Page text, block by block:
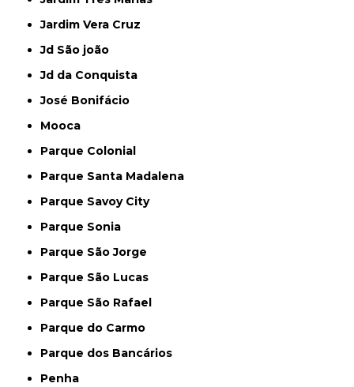
Jardim Vera Cruz
Jd São joão
Jd da Conquista
José Bonifácio
Mooca
Parque Colonial
Parque Santa Madalena
Parque Savoy City
Parque Sonia
Parque São Jorge
Parque São Lucas
Parque São Rafael
Parque do Carmo
Parque dos Bancários
Penha